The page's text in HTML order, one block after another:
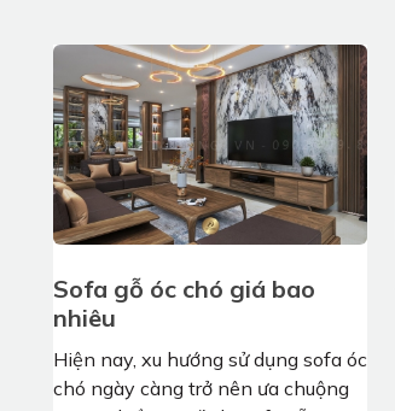
Sofa gỗ óc chó giá bao
nhiêu
Hiện nay, xu hướng sử dụng sofa óc
chó ngày càng trở nên ưa chuộng